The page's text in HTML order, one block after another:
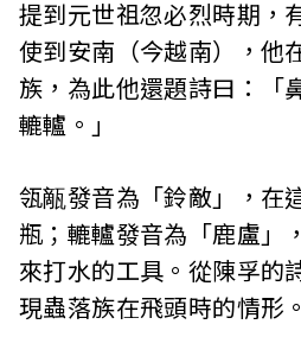
提到元世祖忽必烈時期，
使到安南（今越南），他
族，為此他還題詩曰：「
轆轤。」
瓴甋發音為「鈴敵」，在
瓶；轆轤發音為「鹿盧」
來打水的工具。從陳孚的
現蟲落族在飛頭時的情形。